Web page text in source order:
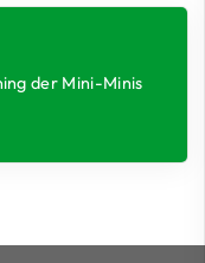
der Mini-Minis